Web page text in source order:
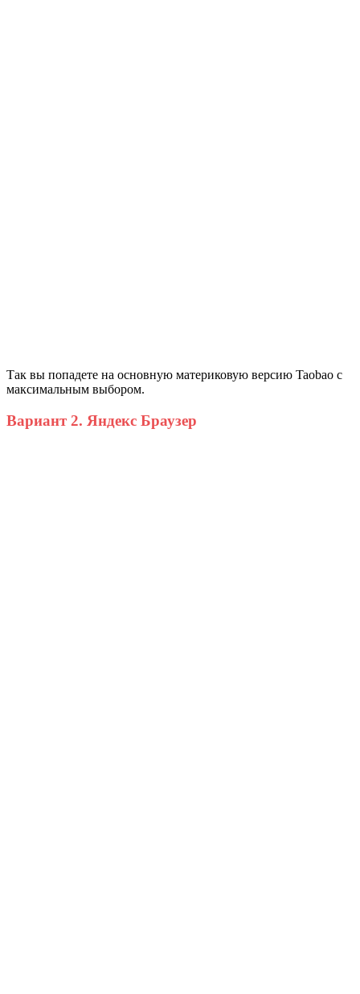
Так вы попадете на основную материковую версию Taobao с
максимальным выбором.
Вариант 2. Яндекс Браузер